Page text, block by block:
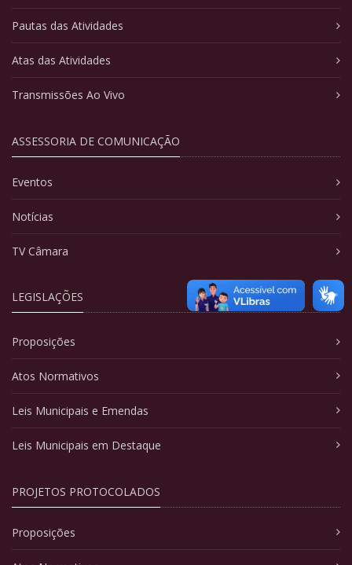
Pautas das Atividades
Atas das Atividades
Transmissões Ao Vivo
ASSESSORIA DE COMUNICAÇÃO
Eventos
Notícias
TV Câmara
LEGISLAÇÕES
Proposições
Atos Normativos
Leis Municipais e Emendas
Leis Municipais em Destaque
PROJETOS PROTOCOLADOS
Proposições